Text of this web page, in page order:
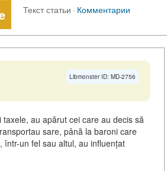
Текст статьи · Комментарии
Libmonster ID: MD-2756
au apărut cei care au decis să
sare, până la baroni care
un fel sau altul, au influențat